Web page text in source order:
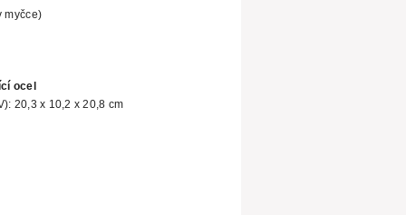
myčce)
ocel
20,3 x 10,2 x 20,8 cm